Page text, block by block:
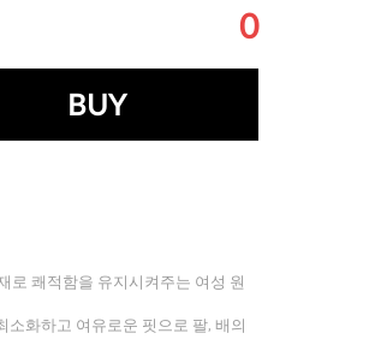
0
BUY
로 쾌적함을 유지시켜주는 여성 원
소화하고 여유로운 핏으로 팔, 배의